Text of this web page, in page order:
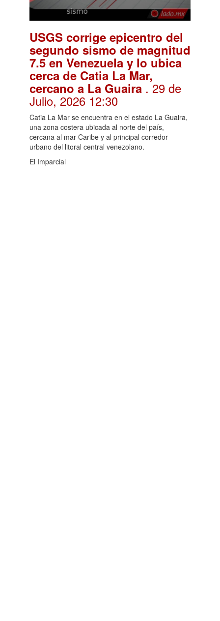
USGS corrige epicentro del
segundo sismo de magnitud
7.5 en Venezuela y lo ubica
cerca de Catia La Mar,
cercano a La Guaira . 29 de
Julio, 2026 12:30
Catia La Mar se encuentra en el estado La Guaira,
una zona costera ubicada al norte del país,
cercana al mar Caribe y al principal corredor
urbano del litoral central venezolano.
El Imparcial